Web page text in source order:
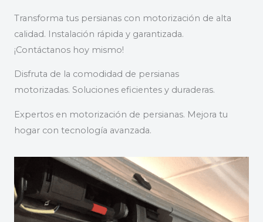
Transforma tus persianas con motorización de alta
calidad. Instalación rápida y garantizada.
¡Contáctanos hoy mismo!
Disfruta de la comodidad de persianas
motorizadas. Soluciones eficientes y duraderas.
Expertos en motorización de persianas. Mejora tu
hogar con tecnología avanzada.